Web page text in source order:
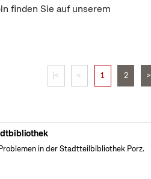
finden Sie auf unserem
|< < 1 2 >
in der Stadtteilbibliothek Porz.